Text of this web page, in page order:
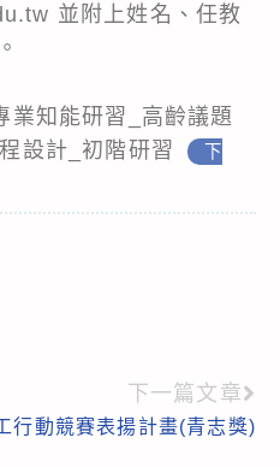
並附上姓名、任教
業知能研習_高齡議題
設計_初階研習
下
下一篇文章
行動競賽表揚計畫(青志獎)